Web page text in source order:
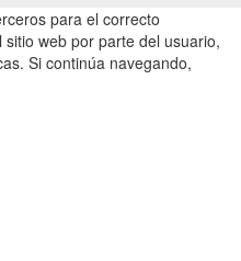
para el correcto
web por parte del usuario,
Si continúa navegando,